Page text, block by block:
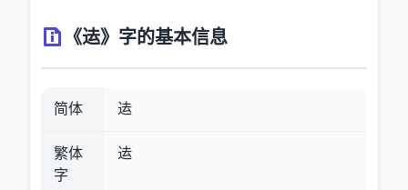
《迲》字的基本信息
简体 迲
繁体
字
迲